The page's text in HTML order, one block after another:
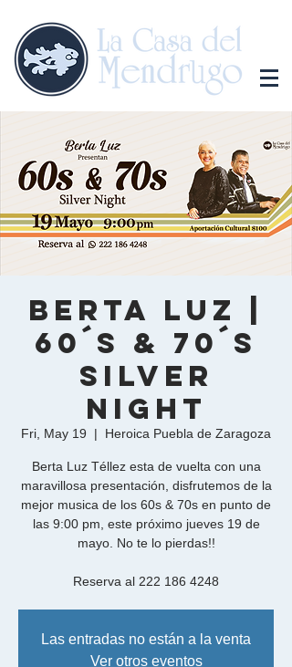
Berta Luz |
60´s & 70´s
Silver
Night
Fri, May 19
  |
Heroica Puebla de Zaragoza
Berta Luz Téllez esta de vuelta con una
maravillosa presentación, disfrutemos de la
mejor musica de los 60s & 70s en punto de
las 9:00 pm, este próximo jueves 19 de
mayo. No te lo pierdas!!
Reserva al 222 186 4248
Las entradas no están a la venta
Ver otros eventos